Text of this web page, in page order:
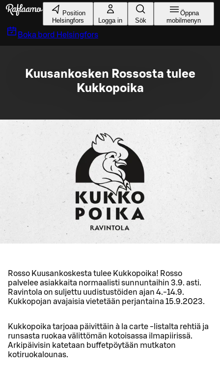
Gå till huvudinnehållet
Position
Helsingfors
Logga in Sök
Öppna
mobilmenyn
Boka bord Helsingfors
Kuusankosken Rossosta tulee
Kukkopoika
Rosso Kuusankoskesta tulee Kukkopoika! Rosso
palvelee asiakkaita normaalisti sunnuntaihin 3.9. asti.
Ravintola on suljettu uudistustöiden ajan 4.-14.9.
Kukkopojan avajaisia vietetään perjantaina 15.9.2023.
Kukkopoika tarjoaa päivittäin à la carte -listalta rehtiä ja
runsasta ruokaa välittömän kotoisassa ilmapiirissä.
Arkipäivisin katetaan buffetpöytään mutkaton
kotiruokalounas.